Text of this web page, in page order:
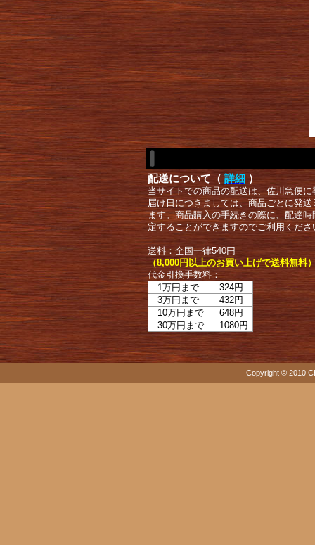
配送について（ 詳細 ）
当サイトでの商品の配送は、佐川急便
届け日につきましては、商品ごとに発
ます。商品購入の手続きの際に、配達
定することができますのでご利用くださ
送料：全国一律540円
（8,000円以上のお買い上げで送料無料
代金引換手数料：
1万円まで
324円
3万円まで
432円
10万円まで
648円
30万円まで
1080円
Copyright © 2010